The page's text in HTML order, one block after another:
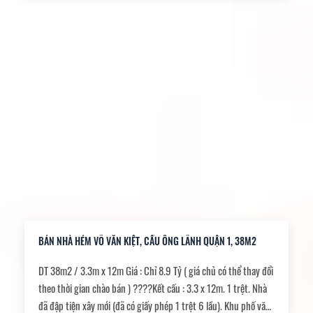
BÁN NHÀ HẺM VÕ VĂN KIỆT, CẦU ÔNG LÃNH QUẬN 1, 38M2
DT 38m2 / 3.3m x 12m Giá : Chỉ 8.9 Tỷ ( giá chủ có thể thay đổi
theo thời gian chào bán ) ????Kết cấu : 3.3 x 12m. 1 trệt. Nhà
đã đập tiện xây mới (đã có giấy phép 1 trệt 6 lầu). Khu phố văn